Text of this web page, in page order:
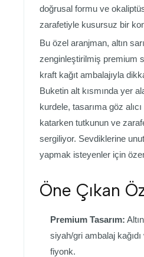
doğrusal formu ve okaliptüs
zarafetiyle kusursuz bir
Bu özel aranjman, altın
zenginleştirilmiş premium
kraft kağıt ambalajıyla
Buketin alt kısmında yer
kurdele, tasarıma göz
katarken tutkunun ve
sergiliyor. Sevdiklerine
yapmak isteyenler için
Öne Çıkan
Premium Tasarım:
siyah/gri ambalaj kağıdı
fiyonk.